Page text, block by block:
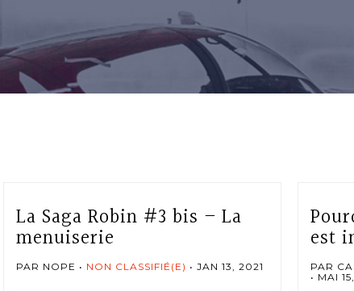
La Saga Robin #3 bis – La
menuiserie
PAR NOPE NON CLASSIFIÉ(E) JAN 13, 2021
est
PAR
MAI